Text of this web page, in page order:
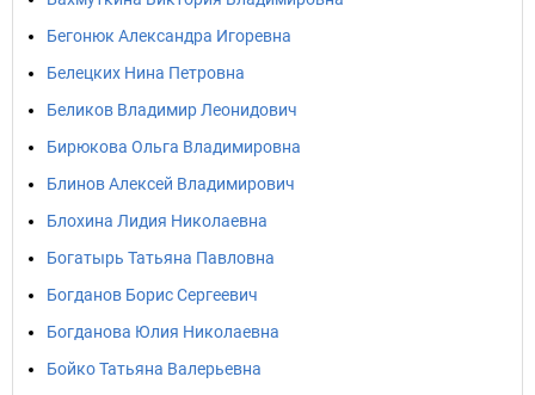
Бегонюк Александра Игоревна
Белецких Нина Петровна
Беликов Владимир Леонидович
Бирюкова Ольга Владимировна
Блинов Алексей Владимирович
Блохина Лидия Николаевна
Богатырь Татьяна Павловна
Богданов Борис Сергеевич
Богданова Юлия Николаевна
Бойко Татьяна Валерьевна